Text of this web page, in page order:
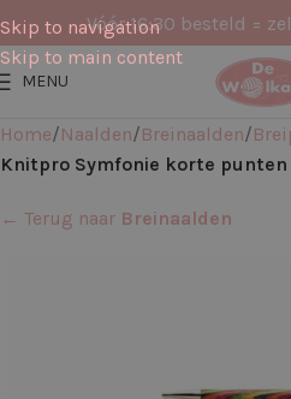
Skip to navigation
Skip to main content
Vóór 16:30 besteld =
MENU
Home Naalden Breinaalden
Knitpro Symfonie korte punten
← Terug naar Breinaalden